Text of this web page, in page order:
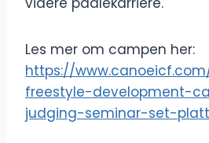
Les mer om campen her:
https://
freestyle-development-
judging-seminar-set-